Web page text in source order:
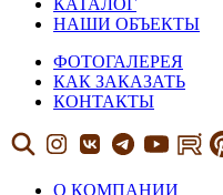
КАТАЛОГ
НАШИ ОБЪЕКТЫ
ФОТОГАЛЕРЕЯ
КАК ЗАКАЗАТЬ
КОНТАКТЫ
О КОМПАНИИ